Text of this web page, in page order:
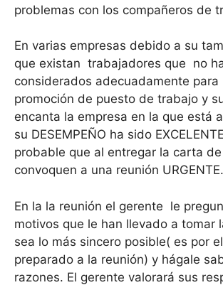
problemas con los compañeros de
En varias empresas debido a su
que existan trabajadores que no
considerados adecuadamente para
promoción de puesto de trabajo y
encanta la empresa en la que está
su DESEMPEÑO ha sido
probable que al entregar la carta
convoquen a una reunión URGENTE.
En la la reunión el gerente le
motivos que le han llevado a tomar
sea lo más sincero posible( es por
preparado a la reunión) y hágale
razones. El gerente valorará sus